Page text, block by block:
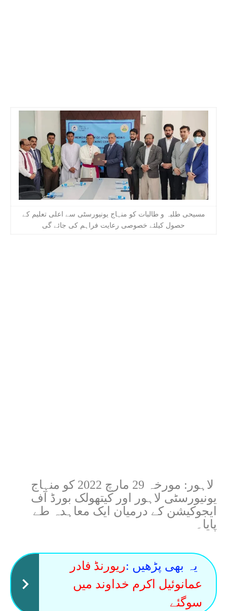
مسیحی طلبہ و طالبات کو منہاج یونیورسٹی سے اعلی تعلیم کے
حصول کیلئے خصوصی رعایت فراہم کی جائے گی
لاہور: مورخہ 29 مارچ 2022 کو منہاج
یونیورسٹی لاہور اور کیتھولک بورڈ آف
ایجوکیشن کے درمیان ایک معاہدہ طے
پایا۔
یہ بھی پڑھیں :ریورنڈ فادر
عمانوئیل اکرم خداوند میں
سوگئے